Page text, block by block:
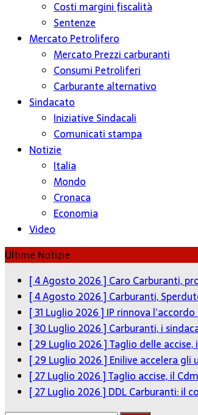
Costi margini fiscalità
Sentenze
Mercato Petrolifero
Mercato Prezzi carburanti
Consumi Petroliferi
Carburante alternativo
Sindacato
Iniziative Sindacali
Comunicati stampa
Notizie
Italia
Mondo
Cronaca
Economia
Video
Ultime Notizie
[ 4 Agosto 2026 ] Caro Carburanti,
[ 4 Agosto 2026 ] Carburanti,
[ 31 Luglio 2026 ] IP rinnova
[ 30 Luglio 2026 ] Carburanti, i
[ 29 Luglio 2026 ]Taglio delle
[ 29 Luglio 2026 ] Enilive accelera
[ 27 Luglio 2026 ]Taglio accise, il
[ 27 Luglio 2026 ] DDL Carburanti: il